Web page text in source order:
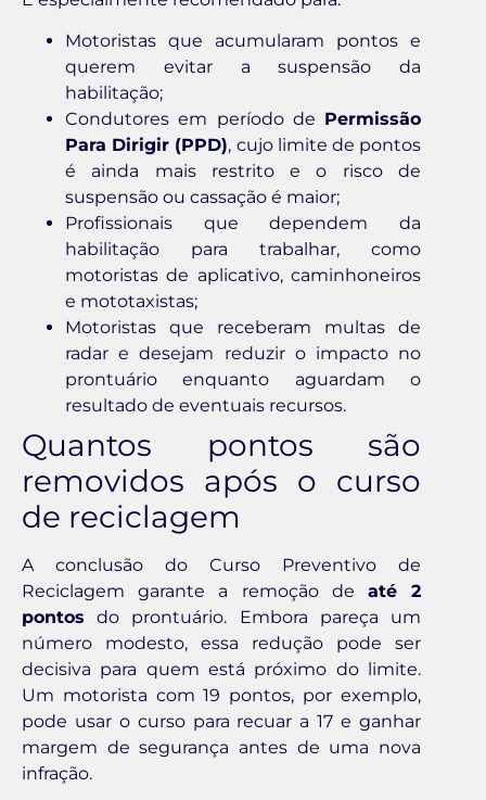
Motoristas que acumularam pontos e
querem evitar a suspensão da
habilitação;
Condutores em período de Permissão
Para Dirigir (PPD), cujo limite de pontos
é ainda mais restrito e o risco de
suspensão ou cassação é maior;
Profissionais que dependem da
habilitação para trabalhar, como
motoristas de aplicativo, caminhoneiros
e mototaxistas;
Motoristas que receberam multas de
radar e desejam reduzir o impacto no
prontuário enquanto aguardam o
resultado de eventuais recursos.
Quantos pontos são
removidos após o curso
de reciclagem
A conclusão do Curso Preventivo de
Reciclagem garante a remoção de até 2
pontos do prontuário. Embora pareça um
número modesto, essa redução pode ser
decisiva para quem está próximo do limite.
Um motorista com 19 pontos, por exemplo,
pode usar o curso para recuar a 17 e ganhar
margem de segurança antes de uma nova
infração.